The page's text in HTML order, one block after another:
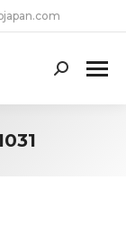
Search: